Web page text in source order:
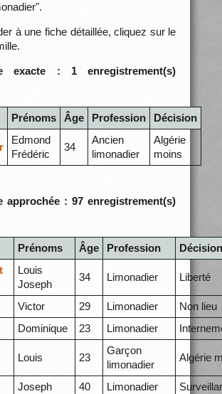
à une fiche détaillée, cliquez sur le
exacte : 1 enregistrement(s)
Prénoms Âge Profession Décision
Edmond
Frédéric
34
Ancien
limonadier
Algérie
moins
approchée : 97 enregistrement(s)
Prénoms Âge Profession
Décision
Louis
Joseph
34 Limonadier Liberté
Victor 29 Limonadier
Non lieu
Dominique 23 Limonadier
Louis 23
Garçon
limonadier
Algérie
Joseph 40 Limonadier